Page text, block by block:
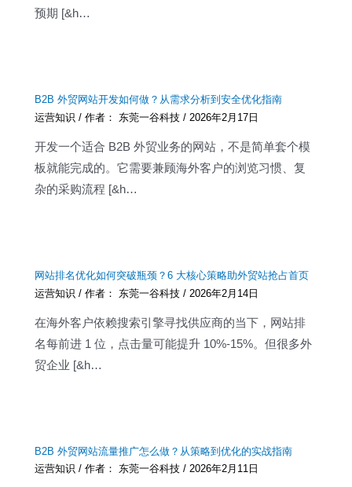
预期 [&h…
B2B 外贸网站开发如何做？从需求分析到安全优化指南
运营知识 / 作者： 东莞一谷科技/ 2026年2月17日
开发一个适合 B2B 外贸业务的网站，不是简单套个模
板就能完成的。它需要兼顾海外客户的浏览习惯、复
杂的采购流程 [&h…
网站排名优化如何突破瓶颈？6 大核心策略助外贸站抢占首页
运营知识 / 作者： 东莞一谷科技/ 2026年2月14日
在海外客户依赖搜索引擎寻找供应商的当下，网站排
名每前进 1 位，点击量可能提升 10%-15%。但很多外
贸企业 [&h…
B2B 外贸网站流量推广怎么做？从策略到优化的实战指南
运营知识 / 作者： 东莞一谷科技/2026年2月11日